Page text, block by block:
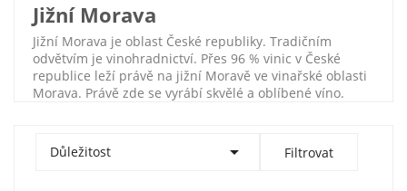
Jižní Morava
Jižní Morava je oblast České republiky. Tradičním
odvětvím je vinohradnictví. Přes 96 % vinic v České
republice leží právě na jižní Moravě ve vinařské oblasti
Morava. Právě zde se vyrábí skvělé a oblíbené víno.
Důležitost  Filtrovat